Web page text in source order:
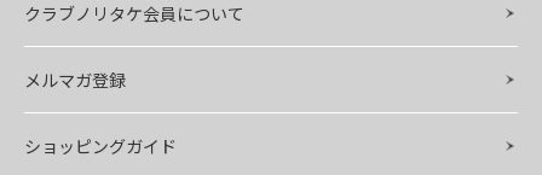
クラブノリタケ会員について
メルマガ登録
ショッピングガイド